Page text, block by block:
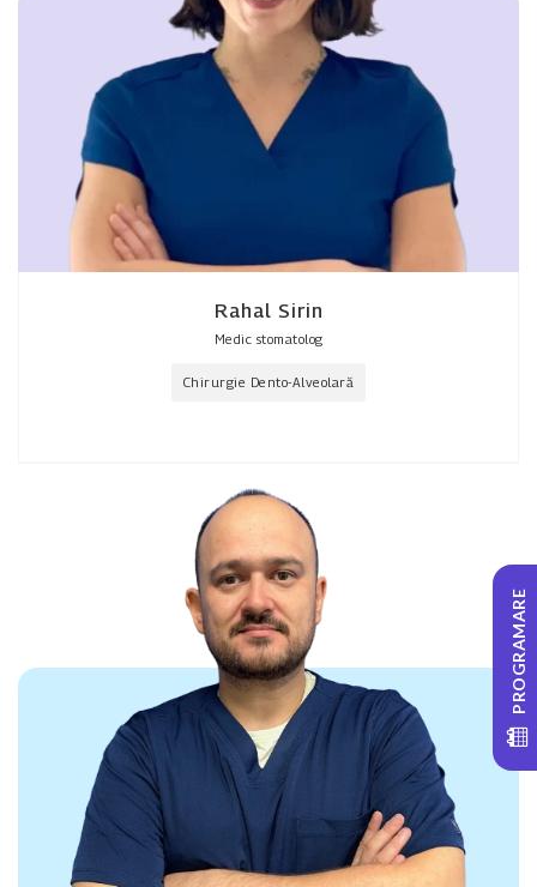
Rahal Sirin
Medic stomatolog
Chirurgie Dento-Alveolară
PROGRAMARE